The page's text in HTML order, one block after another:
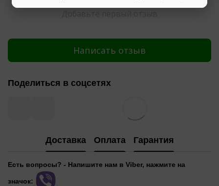
Написать отзыв
Поделиться в соцсетях
Доставка Оплата Гарантия
Есть вопросы? - Напишите нам в Viber, нажмите на
значок: